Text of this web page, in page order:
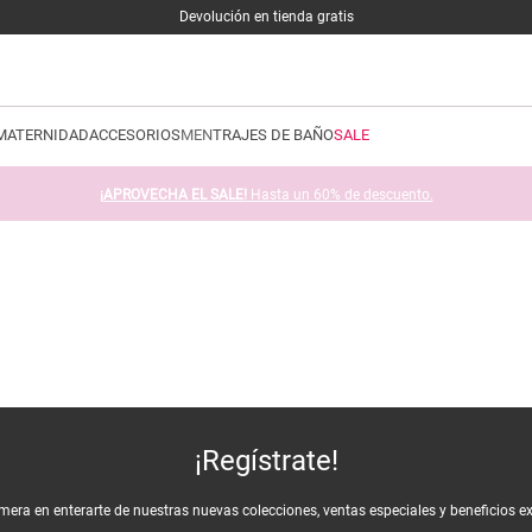
Devolución en tienda gratis
ACCESORIOSMENTRAJES DE BAÑOSALE
¡APROVECHA EL SALE! Hasta un 60% de descuento.
¡Regístrate!
en enterarte de nuestras nuevas colecciones, ventas especiales y beneficios